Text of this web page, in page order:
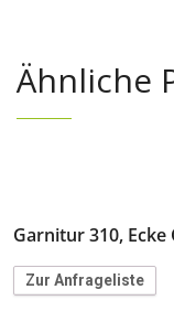
Ähnliche
Garnitur 310,
Zur Anfrageliste